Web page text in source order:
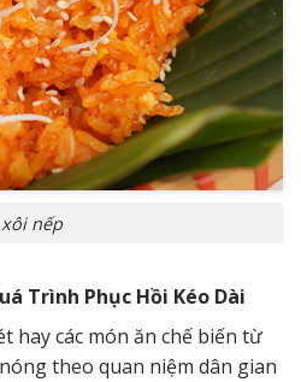
xôi nếp
Trình Phục Hồi Kéo Dài
hay các món ăn chế biến từ
theo quan niệm dân gian